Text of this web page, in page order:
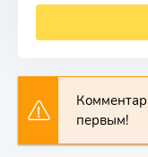
первым!